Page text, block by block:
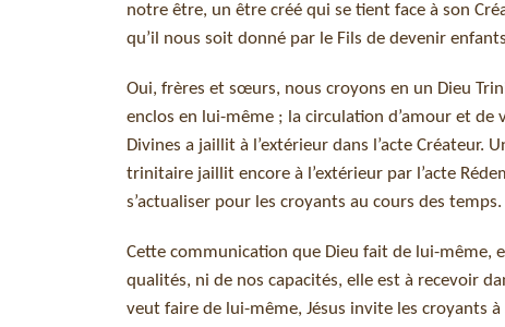
notre être, un être créé qui se tient face à son
qu’il nous soit donné par le Fils de devenir
Oui, frères et sœurs, nous croyons en un Dieu
enclos en lui-même ; la circulation d’amour et de
Divines a jaillit à l’extérieur dans l’acte
trinitaire jaillit encore à l’extérieur par l’acte
s’actualiser pour les croyants au cours des temps.
Cette communication que Dieu fait de lui-même,
qualités, ni de nos capacités, elle est à recevoir
veut faire de lui-même, Jésus invite les croyants